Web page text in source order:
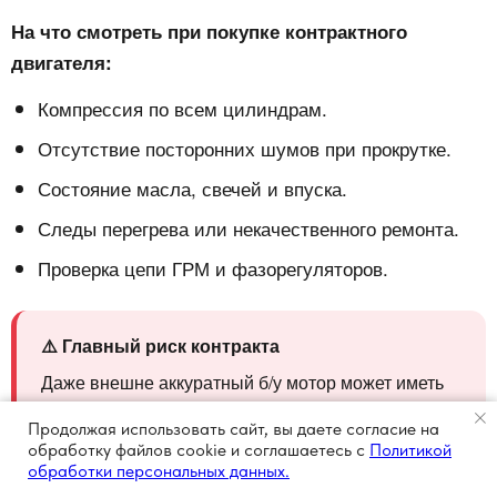
На что смотреть при покупке контрактного
двигателя:
Компрессия по всем цилиндрам.
Отсутствие посторонних шумов при прокрутке.
Состояние масла, свечей и впуска.
Следы перегрева или некачественного ремонта.
Проверка цепи ГРМ и фазорегуляторов.
⚠️ Главный риск контракта
Даже внешне аккуратный б/у мотор может иметь
тысяч километров. Новый двигатель снимает этот
риск и даёт предсказуемый старт эксплуатации.
Продолжая использовать сайт, вы даете согласие на
обработку файлов cookie и соглашаетесь с Политикой
обработки персональных данных.